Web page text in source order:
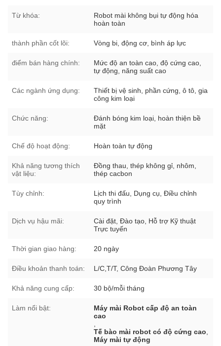
Từ khóa:
Robot mài không bụi tự động hóa
hoàn toàn
thành phần cốt lõi: Vòng bi, động cơ, bình áp lực
điểm bán hàng chính:
Mức độ an toàn cao, độ cứng cao,
tự động, năng suất cao
Các ngành ứng dụng:
Thiết bị vệ sinh, phần cứng, ô tô, gia
công kim loại
Chức năng:
Đánh bóng kim loại, hoàn thiện bề
mặt
Chế độ hoạt động: Hoàn toàn tự động
Khả năng tương thích
vật liệu:
Đồng thau, thép không gỉ, nhôm,
thép cacbon
Tùy chỉnh:
Lịch thi đấu, Dụng cụ, Điều chỉnh
quy trình
Dịch vụ hậu mãi:
Cài đặt, Đào tạo, Hỗ trợ Kỹ thuật
Trực tuyến
Thời gian giao hàng: 20 ngày
Điều khoản thanh toán: L/C,T/T, Công Đoàn Phương Tây
Khả năng cung cấp: 30 bộ/mỗi tháng
Làm nổi bật:
Máy mài Robot cấp độ an toàn
cao
Tế bào mài robot có độ cứng cao
Máy mài tự động